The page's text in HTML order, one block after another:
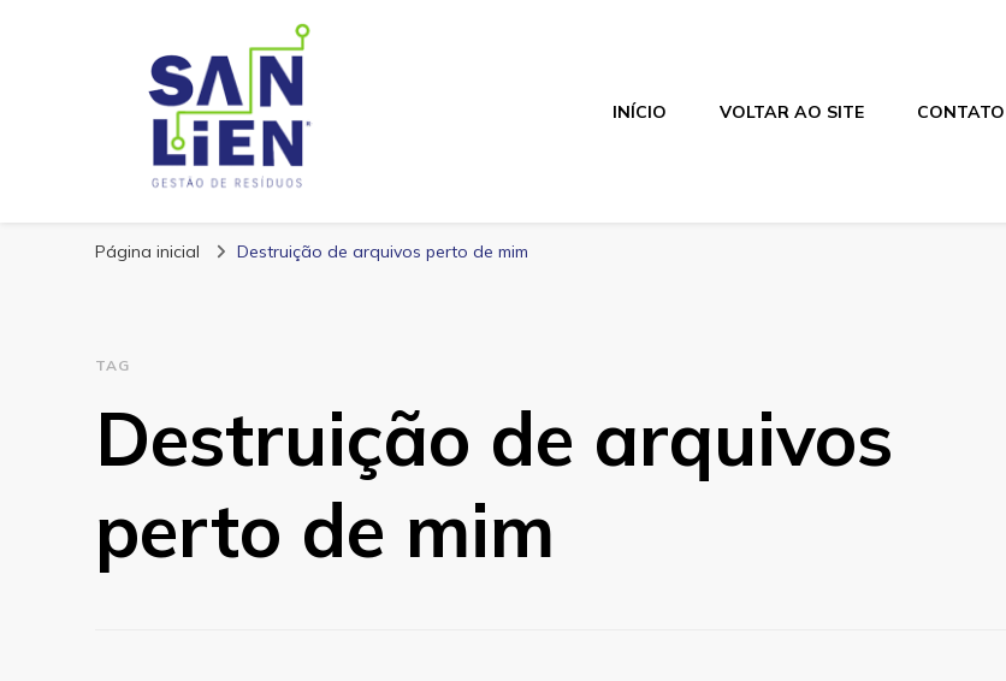
San Lien
INÍCIO VOLTAR AO SITE CONTATO
Página inicial Destruição de arquivos perto de mim
TAG
Destruição de arquivos
perto de mim